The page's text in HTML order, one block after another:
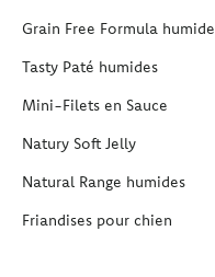
Grain Free Formula
Tasty Paté humides
Mini-Filets en Sauce
Natury Soft Jelly
Natural Range humides
Friandises pour chien